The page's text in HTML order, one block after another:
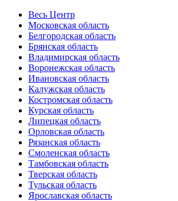
Весь Центр
Московская область
Белгородская область
Брянская область
Владимирская область
Воронежская область
Ивановская область
Калужская область
Костромская область
Курская область
Липецкая область
Орловская область
Рязанская область
Смоленская область
Тамбовская область
Тверская область
Тульская область
Ярославская область